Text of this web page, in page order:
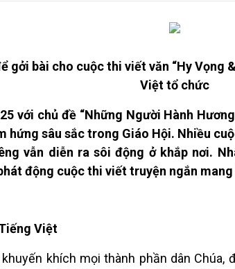
gởi bài cho cuộc thi viết văn “Hy Vọng
Việt tổ chức
với chủ đề “Những Người Hành
hứng sâu sắc trong Giáo Hội. Nhiều
vẫn diễn ra sôi động ở khắp nơi.
động cuộc thi viết truyện ngắn mang
Việt
khích mọi thành phần dân